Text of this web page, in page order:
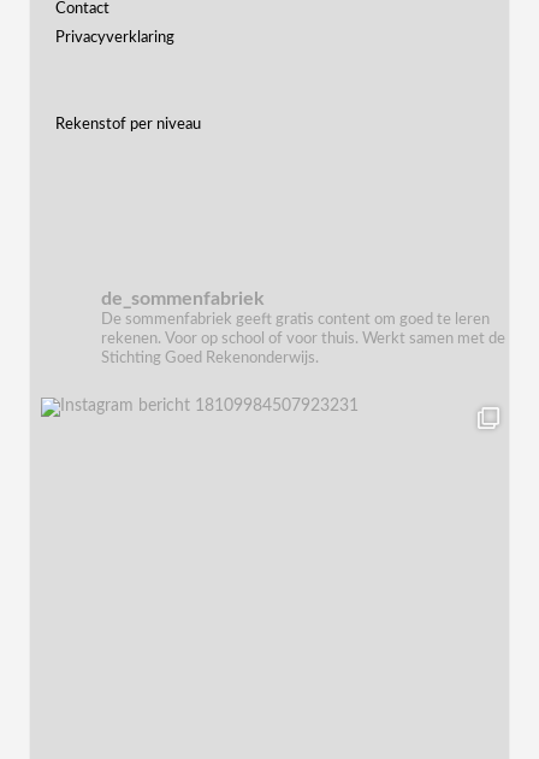
Contact
Privacyverklaring
Rekenstof per niveau
de_sommenfabriek
De sommenfabriek geeft gratis content om goed te leren
rekenen. Voor op school of voor thuis. Werkt samen met de
Stichting Goed Rekenonderwijs.